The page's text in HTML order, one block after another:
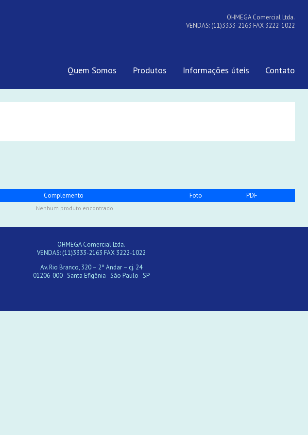
OHMEGA Comercial Ltda.
VENDAS: (11)3333-2163 FAX 3222-1022
Quem Somos Produtos Informações úteis Contato
Complemento Foto PDF
Nenhum produto encontrado.
OHMEGA Comercial Ltda.
VENDAS: (11)3333-2163 FAX 3222-1022
Av. Rio Branco, 320 – 2º Andar – cj. 24
01206-000 - Santa Efigênia - São Paulo - SP